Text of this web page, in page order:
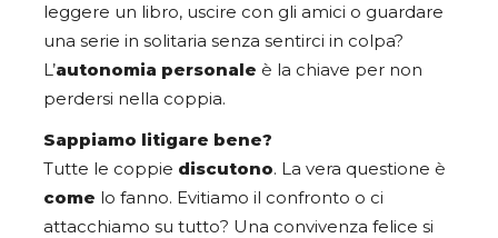
leggere un libro, uscire con gli amici o guardare
una serie in solitaria senza sentirci in colpa?
L’autonomia personale è la chiave per non
perdersi nella coppia.
Sappiamo litigare bene?
Tutte le coppie discutono. La vera questione è
come lo fanno. Evitiamo il confronto o ci
attacchiamo su tutto? Una convivenza felice si